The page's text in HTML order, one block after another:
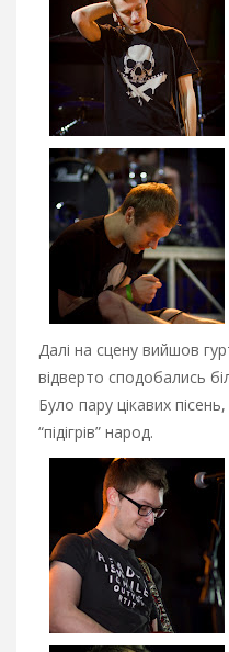
Далі на сцену вийшов
відверто сподобались
Було пару цікавих
“підігрів” народ.